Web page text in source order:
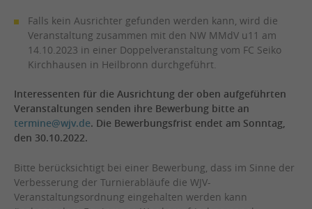
Falls kein Ausrichter gefunden werden kann, wird die
Veranstaltung zusammen mit den NW MMdV u11 am
14.10.2023 in einer Doppelveranstaltung vom FC Seiko
Kirchhausen in Heilbronn durchgeführt.
Interessenten für die Ausrichtung der oben aufgeführten
Veranstaltungen senden ihre Bewerbung bitte an
termine@wjv.de. Die Bewerbungsfrist endet am Sonntag,
den 30.10.2022.
Bitte berücksichtigt bei einer Bewerbung, dass im Sinne der
Verbesserung der Turnierabläufe die WJV-
Veranstaltungsordnung eingehalten werden kann